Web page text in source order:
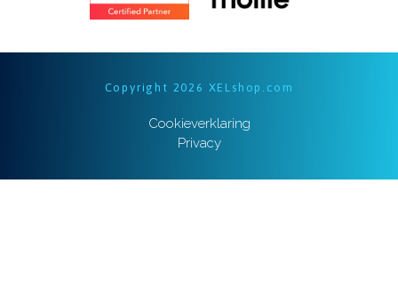
Copyright 2026 XELshop.com
Cookieverklaring
Privacy